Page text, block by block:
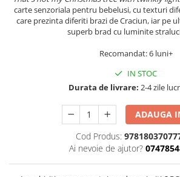
carte senzoriala pentru bebelusi, cu texturi
care prezinta diferiti brazi de Craciun, iar pe
superb brad cu luminite
Recomandat: 6 luni+
IN STOC
Durata de livrare: 2-4 zile
ADAUGA
Cod Produs:
Ai nevoie de ajutor?